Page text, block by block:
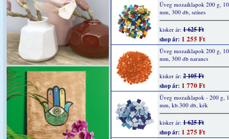
Üveg mozaiklapok 200 g,
mm, 300 db, színes
kisker ár: 1 625 Ft
shop ár: 1 255 Ft
Üveg mozaiklapok 200 g,
mm, 300 db narancs
kisker ár: 2 105 Ft
shop ár: 1 770 Ft
Üveg mozaiklapok - 200 g,
mm, kb.300 db, kék
kisker ár: 1 625 Ft
shop ár: 1 275 Ft